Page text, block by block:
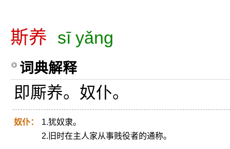
斯养 sī yǎng
词典解释
即厮养。奴仆。
奴仆：
1.犹奴隶。
2.旧时在主人家从事贱役者的通称。